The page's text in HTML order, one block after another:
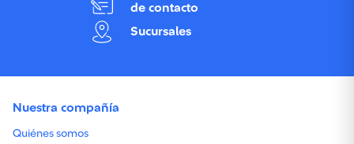
de contacto
Sucursales
Nuestra compañía
Quiénes somos